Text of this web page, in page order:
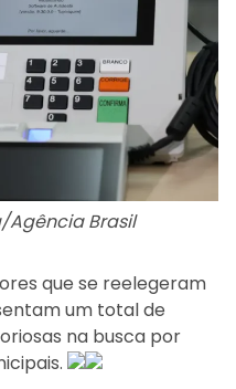
Agência Brasil
que se reelegeram
um total de
na busca por